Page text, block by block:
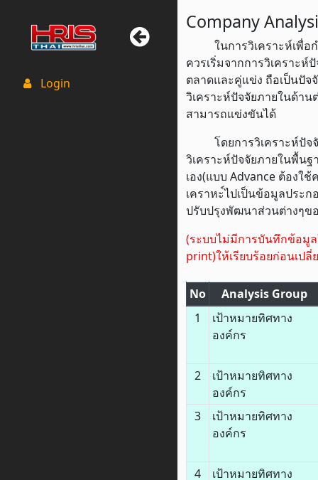
Login
Company
ในการวิเคราะห์เพื่
ควรเริ่มจากการวิเคราะห์
ตลาดและคู่แข่ง ถือเป็นปั
วิเคราะห์ปัจจัยภายในด้า
สามารถแข่งขันได้
โดยการวิเคราะห์ปั
วิเคราะห์ปัจจัยภายในพื้น
เอง(แบบ Advance ต้องใ
เคราหะ์ไปเป็นข้อมูลประ
ปรับปรุงพัฒนาส่วนต่างๆข
(ระบบไม่มีการบันทึกข้อมู
print)ให้เรียบร้อยก่อนเปลี่
No
Analysis Group
1
เป้าหมายทิศทาง
องค์กร
2
เป้าหมายทิศทาง
องค์กร
3
เป้าหมายทิศทาง
องค์กร
4
เป้าหมายทิศทาง